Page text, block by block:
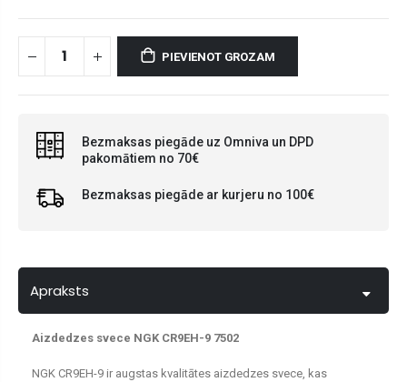
PIEVIENOT GROZAM
Bezmaksas piegāde uz Omniva un DPD
pakomātiem no 70€
Bezmaksas piegāde ar kurjeru no 100€
Apraksts
Aizdedzes svece NGK CR9EH-9 7502
NGK CR9EH-9 ir augstas kvalitātes aizdedzes svece, kas